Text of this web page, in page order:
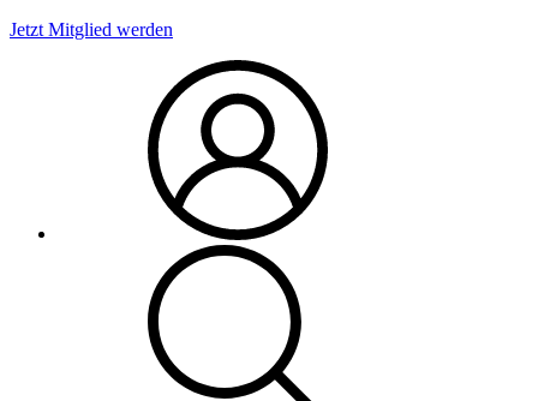
Jetzt Mitglied werden